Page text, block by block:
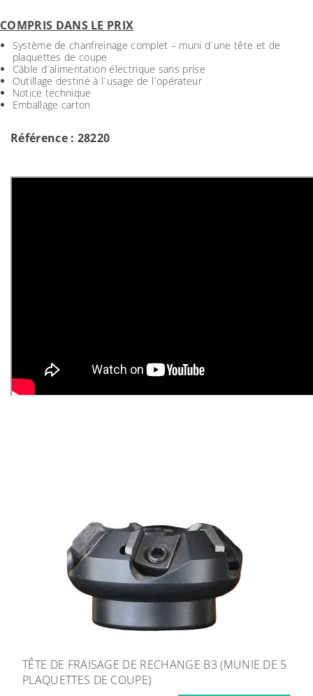
COMPRIS DANS LE PRIX
Système de chanfreinage complet – muni d´une tête et de
plaquettes de coupe
Câble d´alimentation électrique sans prise
Outillage destiné à l´usage de l´opérateur
Notice technique
Emballage carton
Référence : 28220
TÊTE DE FRAISAGE DE RECHANGE B3 (MUNIE DE 5
PLAQUETTES DE COUPE)